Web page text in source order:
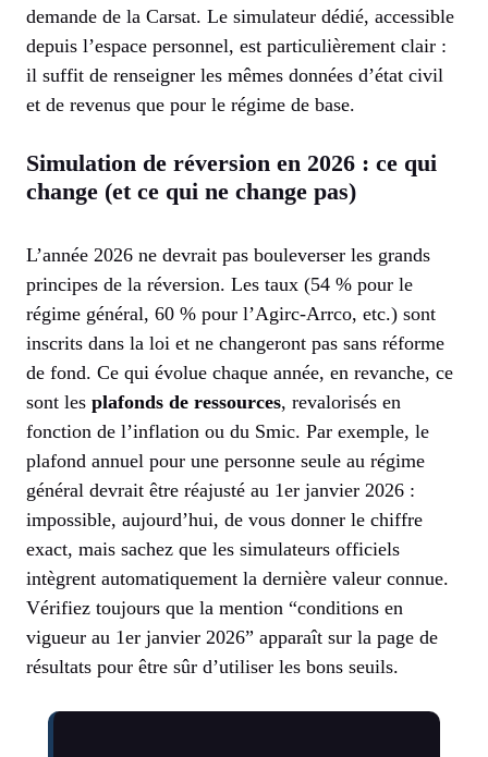
demande de la Carsat. Le simulateur dédié, accessible
depuis l’espace personnel, est particulièrement clair :
il suffit de renseigner les mêmes données d’état civil
et de revenus que pour le régime de base.
Simulation de réversion en 2026 : ce qui
change (et ce qui ne change pas)
L’année 2026 ne devrait pas bouleverser les grands
principes de la réversion. Les taux (54 % pour le
régime général, 60 % pour l’Agirc-Arrco, etc.) sont
inscrits dans la loi et ne changeront pas sans réforme
de fond. Ce qui évolue chaque année, en revanche, ce
sont les plafonds de ressources, revalorisés en
fonction de l’inflation ou du Smic. Par exemple, le
plafond annuel pour une personne seule au régime
général devrait être réajusté au 1er janvier 2026 :
impossible, aujourd’hui, de vous donner le chiffre
exact, mais sachez que les simulateurs officiels
intègrent automatiquement la dernière valeur connue.
Vérifiez toujours que la mention “conditions en
vigueur au 1er janvier 2026” apparaît sur la page de
résultats pour être sûr d’utiliser les bons seuils.